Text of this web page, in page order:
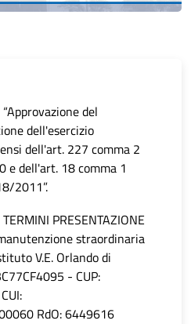
“Approvazione del
dell'esercizio
dell'art. 227 comma 2
e dell'art. 18 comma 1
2011”.
PRESENTAZIONE
straordinaria
V.E. Orlando di
- CUP:
RdO: 6449616